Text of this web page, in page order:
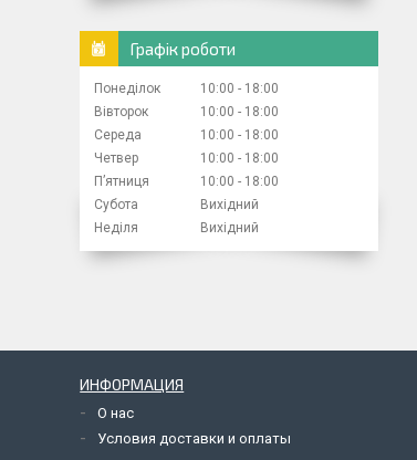
Графік роботи
Понеділок 10:00
18:00
Вівторок
10:00
18:00
Середа
10:00
18:00
Четвер
10:00
18:00
Пʼятниця
10:00
18:00
Субота
Вихідний
Неділя
Вихідний
ИНФОРМАЦИЯ
О нас
Условия доставки и оплаты